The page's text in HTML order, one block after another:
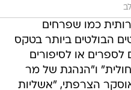
כמו שפרחים
הבולטים ביותר בטקס
לספרים או לסיפורים
ו"הנהגת של מר
הצרפתי, "אשליות